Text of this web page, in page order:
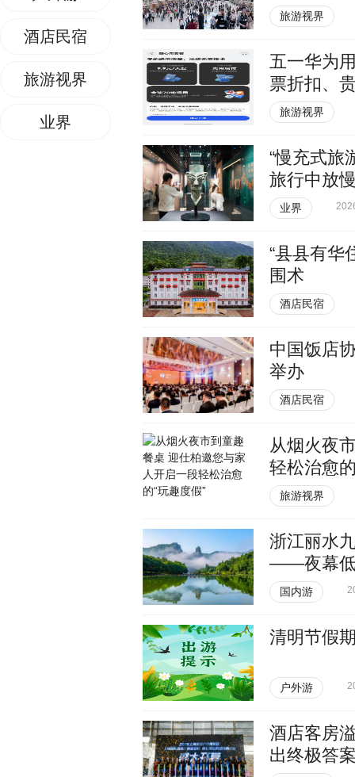
酒店民宿
旅游视界
业界
旅游视界
五一华为
票折扣、
旅游视界
“慢充式旅
旅行中放
业界
“县县有华
围术
酒店民宿
中国饭店
举办
酒店民宿
从烟火夜
轻松治愈
旅游视界
浙江丽水
——夜幕
国内游
清明节假
户外游
酒店客房
出终极答